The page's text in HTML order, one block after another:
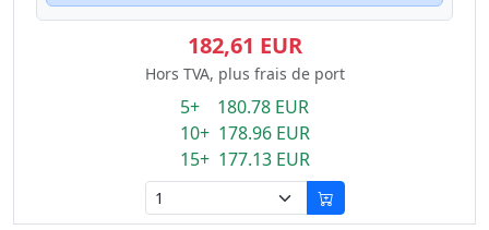
182,61 EUR
Hors TVA, plus frais de port
5+ 180.78 EUR
10+ 178.96 EUR
15+ 177.13 EUR